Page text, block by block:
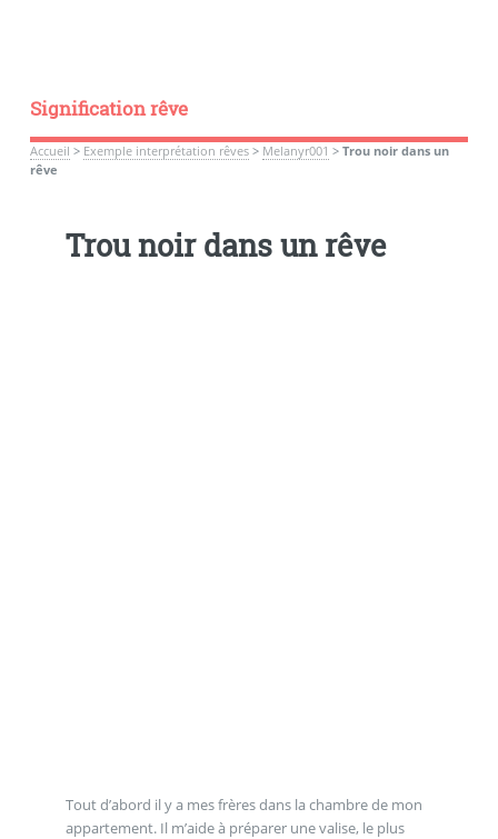
Signification rêve
Accueil > Exemple interprétation rêves> Melanyr001 > Trou noir dans un
rêve
Trou noir dans un rêve
Tout d’abord il y a mes frères dans la chambre de mon
appartement. Il m’aide à préparer une valise, le plus